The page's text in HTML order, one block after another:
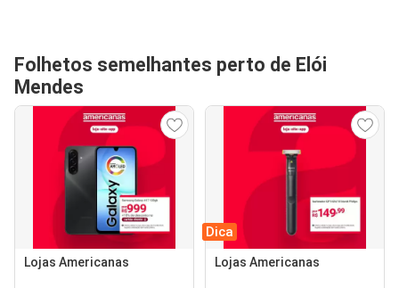
Folhetos semelhantes perto de Elói
Mendes
Lojas Americanas
Dica
Lojas Americanas